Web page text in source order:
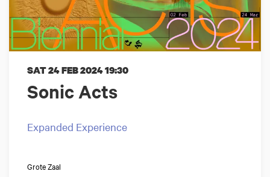
Sonic Acts
SAT 24 FEB 202419:30
Expanded Experience
Grote Zaal